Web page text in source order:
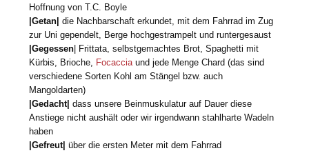
Hoffnung von T.C. Boyle
|Getan| die Nachbarschaft erkundet, mit dem Fahrrad im Zug
zur Uni gependelt, Berge hochgestrampelt und runtergesaust
|Gegessen | Frittata, selbstgemachtes Brot, Spaghetti mit
Kürbis, Brioche, Focacciaund jede Menge Chard (das sind
verschiedene Sorten Kohl am Stängel bzw. auch
Mangoldarten)
|Gedacht| dass unsere Beinmuskulatur auf Dauer diese
Anstiege nicht aushält oder wir irgendwann stahlharte Wadeln
haben
|Gefreut| über die ersten Meter mit dem Fahrrad